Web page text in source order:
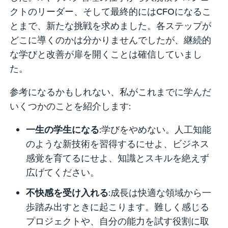
クトのリーダー、そして最終的にはCFOになるこ
とまで、新たな挑戦を求めました。各ステップが
どこに導くのかは分かりませんでしたが、継続的
な学びと改善が扉を開くことは確信していまし
た。
参考になるかもしれない、私がこれまでに学んだ
いくつかのことを紹介します:
一生の学生になる:学びをやめない。人工知能
のような新技術を習得するにせよ、ビジネス
感覚を育てるにせよ、知識とスキルを絶えず
広げてください。
不快感を受け入れる:成長は快適な領域から一
歩踏み出すときに起こります。難しく感じる
プロジェクトや、自分の能力を試す役割に取